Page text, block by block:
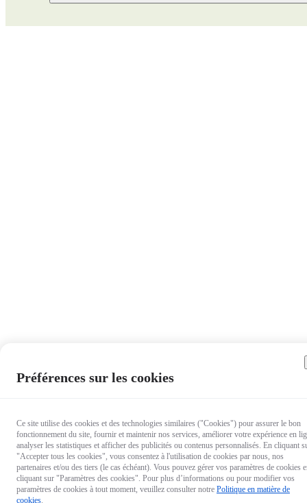
Préférences sur les cookies
Ce site utilise des cookies et des technologies similaires ("Cookies") pour assurer le bon
fonctionnement du site, fournir et maintenir nos services, améliorer votre expérience en
analyser les statistiques et afficher des publicités ou contenus personnalisés. En cliquant
"Accepter tous les cookies", vous consentez à l'utilisation de cookies par nous, nos
partenaires et/ou des tiers (le cas échéant). Vous pouvez gérer vos paramètres de cookies
cliquant sur "Paramètres des cookies". Pour plus d’informations ou pour modifier vos
paramètres de cookies à tout moment, veuillez consulter notre Politique en matière de
cookies.